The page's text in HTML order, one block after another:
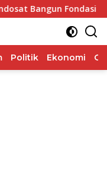
Fondasi
Politik Ekonomi